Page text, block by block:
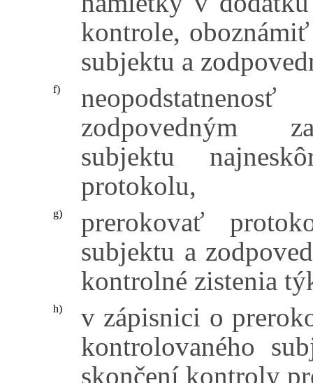
kontrole,
subjektu a
f)
zodpovedným
subjektu
protokolu,
g)
prerokovať
subjektu a
kontrolné zistenia
h)
v zápisnici o
kontrolovaného
skončení kontroly